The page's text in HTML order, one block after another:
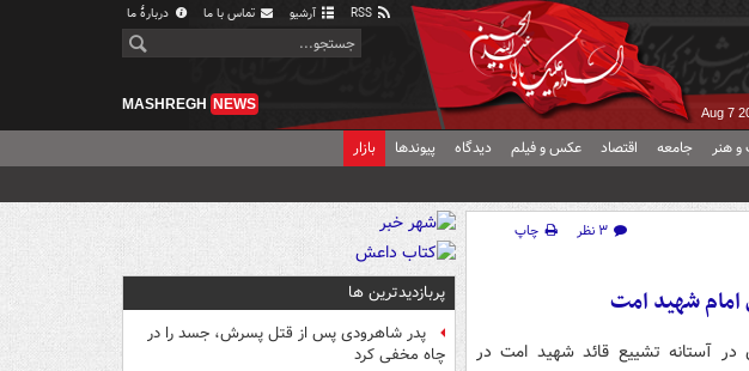
آرشیو تماس با ما دربارهٔ ما
Aug 7
MASHREGH NEWS
و هنر جامعه اقتصاد عکس و فیلم دیدگاه پیوندها بازار
۳ نظر
چاپ
شهید امت
آستانه تشییع قائد شهید امت در
پربازدیدترین ها
پدر شاهرودی پس از قتل پسرش، جسد را در
چاه مخفی کرد